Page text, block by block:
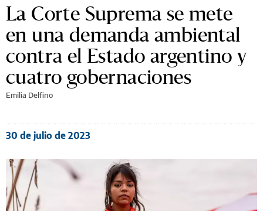
La Corte Suprema se mete
en una demanda ambiental
contra el Estado argentino y
cuatro gobernaciones
Emilia Delfino
30 de julio de 2023